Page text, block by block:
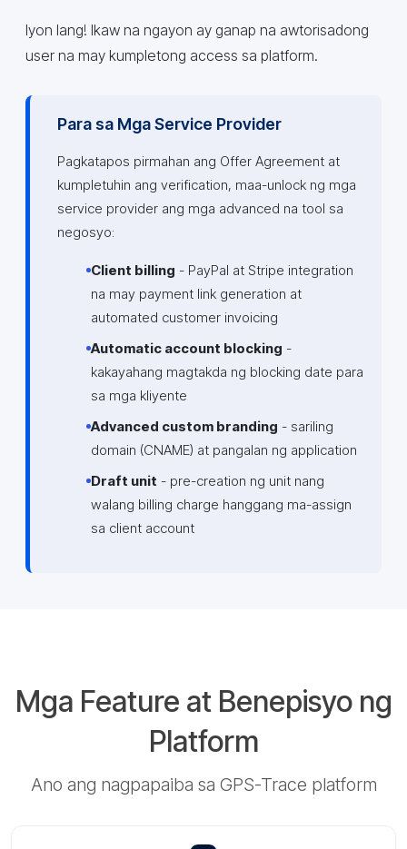
Iyon lang! Ikaw na ngayon ay ganap na awtorisadong
user na may kumpletong access sa platform.
Para sa Mga Service Provider
Pagkatapos pirmahan ang Offer Agreement at
kumpletuhin ang verification, maa-unlock ng mga
service provider ang mga advanced na tool sa
negosyo:
Client billing - PayPal at Stripe integration
na may payment link generation at
automated customer invoicing
Automatic account blocking -
kakayahang magtakda ng blocking date para
sa mga kliyente
Advanced custom branding - sariling
domain (CNAME) at pangalan ng application
Draft unit - pre-creation ng unit nang
walang billing charge hanggang ma-assign
sa client account
Mga Feature at Benepisyo ng
Platform
Ano ang nagpapaiba sa GPS-Trace platform